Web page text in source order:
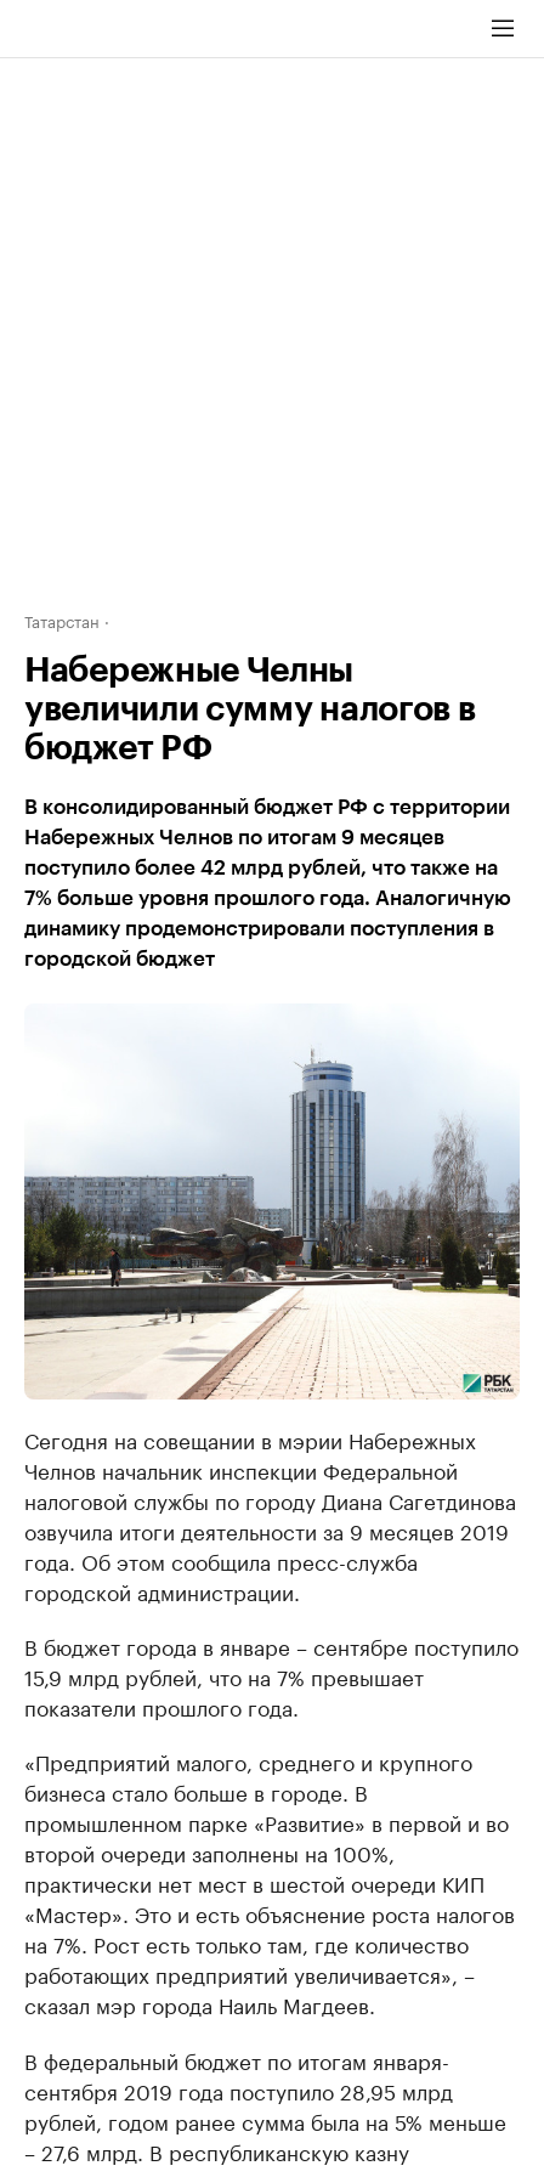
Татарстан
Набережные Челны
увеличили сумму налогов в
бюджет РФ
В консолидированный бюджет РФ с территории
Набережных Челнов по итогам 9 месяцев
поступило более 42 млрд рублей, что также на
7% больше уровня прошлого года. Аналогичную
динамику продемонстрировали поступления в
городской бюджет
Сегодня на совещании в мэрии Набережных
Челнов начальник инспекции Федеральной
налоговой службы по городу Диана Сагетдинова
озвучила итоги деятельности за 9 месяцев 2019
года. Об этом сообщила пресс-служба
городской администрации.
В бюджет города в январе – сентябре поступило
15,9 млрд рублей, что на 7% превышает
показатели прошлого года.
«Предприятий малого, среднего и крупного
бизнеса стало больше в городе. В
промышленном парке «Развитие» в первой и во
второй очереди заполнены на 100%,
практически нет мест в шестой очереди КИП
«Мастер». Это и есть объяснение роста налогов
на 7%. Рост есть только там, где количество
работающих предприятий увеличивается», –
сказал мэр города Наиль Магдеев.
В федеральный бюджет по итогам января-
сентября 2019 года поступило 28,95 млрд
рублей, годом ранее сумма была на 5% меньше
– 27,6 млрд. В республиканскую казну